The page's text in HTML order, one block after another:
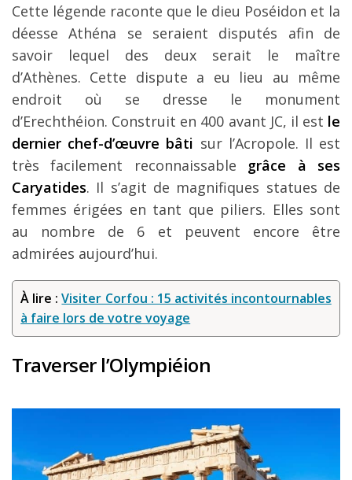
Cette légende raconte que le dieu Poséidon et la
déesse Athéna se seraient disputés afin de
savoir lequel des deux serait le maître
d’Athènes. Cette dispute a eu lieu au même
endroit où se dresse le monument
d’Erechthéion. Construit en 400 avant JC, il est le
dernier chef-d’œuvre bâti sur l’Acropole. Il est
très facilement reconnaissable grâce à ses
Caryatides. Il s’agit de magnifiques statues de
femmes érigées en tant que piliers. Elles sont
au nombre de 6 et peuvent encore être
admirées aujourd’hui.
À lire :Visiter Corfou : 15 activités incontournables
à faire lors de votre voyage
Traverser l’Olympiéion